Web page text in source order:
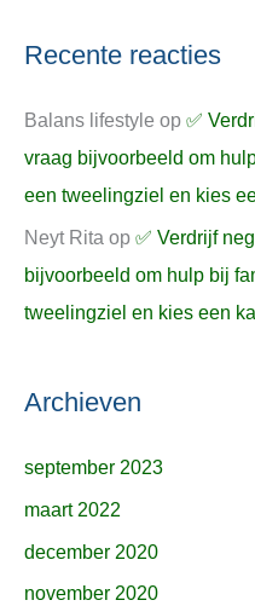
Recente reacties
Balans lifestyle op ✅
vraag bijvoorbeeld om
een tweelingziel en kies
Neyt Rita op ✅ Verdrijf
bijvoorbeeld om hulp bij
tweelingziel en kies een
Archieven
september 2023
maart 2022
december 2020
november 2020